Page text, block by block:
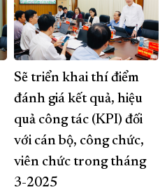
Sẽ triển khai thí điểm
đánh giá kết quả, hiệu
quả công tác (KPI) đối
với cán bộ, công chức,
viên chức trong tháng
3-2025